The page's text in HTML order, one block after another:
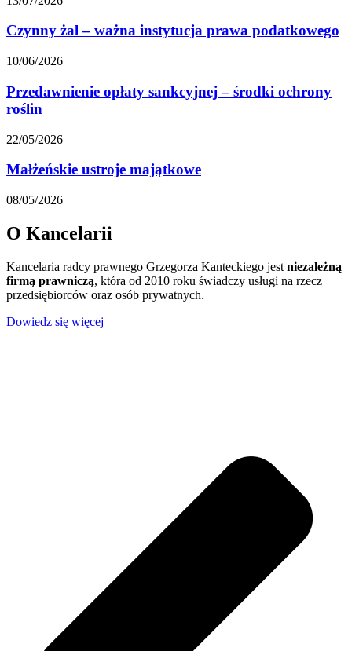
Czynny żal – ważna instytucja prawa podatkowego
10/06/2026
Przedawnienie opłaty sankcyjnej – środki ochrony
roślin
22/05/2026
Małżeńskie ustroje majątkowe
08/05/2026
O Kancelarii
Kancelaria radcy prawnego Grzegorza Kanteckiego jest niezależną
firmą prawniczą, która od 2010 roku świadczy usługi na rzecz
przedsiębiorców oraz osób prywatnych.
Dowiedz się więcej